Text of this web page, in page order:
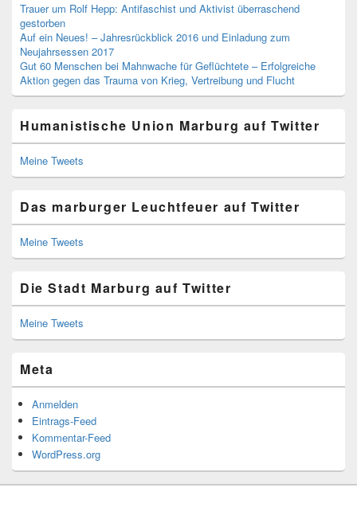
Trauer um Rolf Hepp: Antifaschist und Aktivist überraschend
gestorben
Auf ein Neues! – Jahresrückblick 2016 und Einladung zum
Neujahrsessen 2017
Gut 60 Menschen bei Mahnwache für Geflüchtete – Erfolgreiche
Aktion gegen das Trauma von Krieg, Vertreibung und Flucht
Humanistische Union Marburg auf Twitter
Meine Tweets
Das marburger Leuchtfeuer auf Twitter
Meine Tweets
Die Stadt Marburg auf Twitter
Meine Tweets
Meta
Anmelden
Eintrags-Feed
Kommentar-Feed
WordPress.org